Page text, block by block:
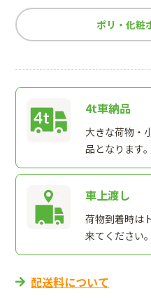
ポリ・化粧
4t車納品
大きな荷物・
品となります。
車上渡し
荷物到着時は
来てください。
配送料について